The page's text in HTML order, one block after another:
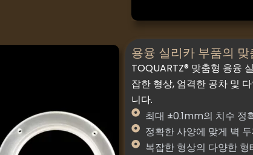
용융 실리카 부품의
TOQUARTZ® 맞춤형 용융
잡한 형상, 엄격한 공차 및
니다.
최대 ±0.1mm의 치수 정
정확한 사양에 맞게 벽
복잡한 형상의 다양한 형